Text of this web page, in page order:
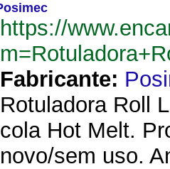
https://
Fabricante:
Rotuladora Roll
cola Hot Melt.
novo/sem uso.